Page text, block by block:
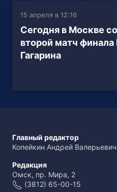
15 апреля в 12:16
Сегодня в Москве
второй матч финала
Гагарина
Главный редактор
Копейкин Андрей Валерьевич
Редакция
Омск, пр. Мира, 2
(3812) 65-00-15